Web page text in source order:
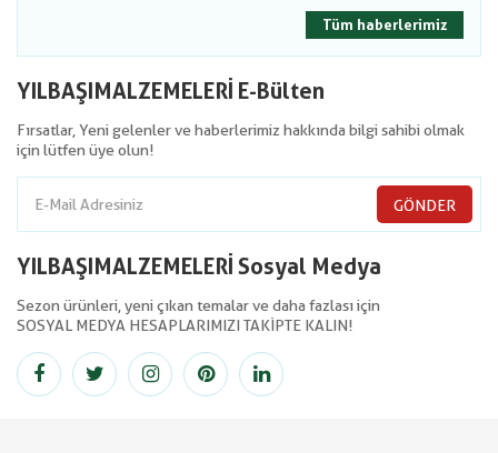
Tüm haberlerimiz
YILBAŞIMALZEMELERİ E-Bülten
Fırsatlar, Yeni gelenler ve haberlerimiz hakkında bilgi sahibi olmak
için lütfen üye olun!
GÖNDER
YILBAŞIMALZEMELERİ Sosyal Medya
Sezon ürünleri, yeni çıkan temalar ve daha fazlası için
SOSYAL MEDYA HESAPLARIMIZI TAKİPTE KALIN!